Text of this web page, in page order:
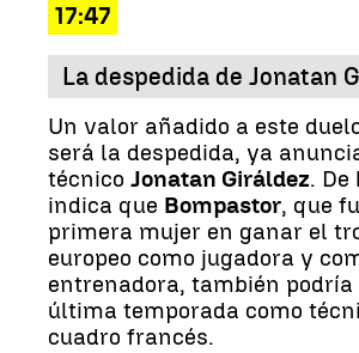
17:47
La despedida de Jonatan
Un valor añadido a este
será la despedida, ya
técnico Jonatan Giráldez. De
indica que Bompastor, que
primera mujer en ganar el
europeo como jugadora y
entrenadora, también
última temporada como
cuadro francés.